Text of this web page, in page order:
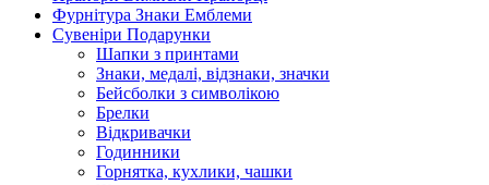
Фурнітура Знаки Емблеми
Сувеніри Подарунки
Шапки з принтами
Знаки, медалі, відзнаки, значки
Бейсболки з символікою
Брелки
Відкривачки
Годинники
Горнятка, кухлики, чашки